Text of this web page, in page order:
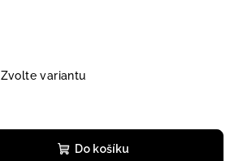
Zvolte variantu
Do košíku